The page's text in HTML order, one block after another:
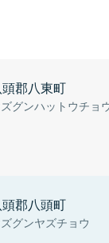
頭郡八東町
グンハットウチョ
頭郡八頭町
グンヤズチョウ